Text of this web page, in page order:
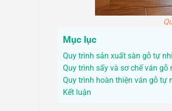
Mục lục
Quy trình sản xuất sàn gỗ tự
Quy trình sấy và sơ chế ván gỗ
Quy trình hoàn thiện ván gỗ tự
Kết luận